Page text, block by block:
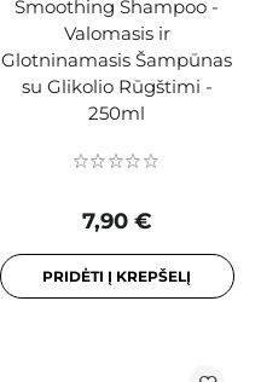
Smoothing Shampoo -
Valomasis ir
Glotninamasis Šampūnas
su Glikolio Rūgštimi -
250ml
7,90 €
PRIDĖTI Į KREPŠELĮ